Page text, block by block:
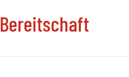
Bereitschaft